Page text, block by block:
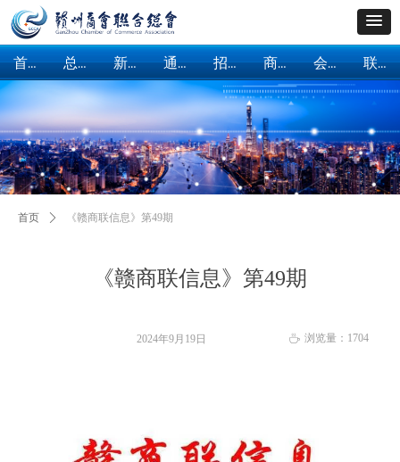
首页 总会概括 新闻中心
新闻中心
通知公告
通知公告
招商引资
招商引资
商会建设
商会建设
会员服务
会员服务
联系我们
《赣商联信息》第49期
首页 ꄲ 《赣商联信息》第49期
2024年9月19日 ꄘ 浏览量： 1704